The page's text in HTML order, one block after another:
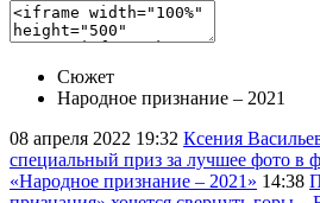
Сюжет
Народное признание – 2021
08 апреля 2022 19:32 Ксения
специальный приз за лучшее фото в
«Народное признание – 2021» 14:38